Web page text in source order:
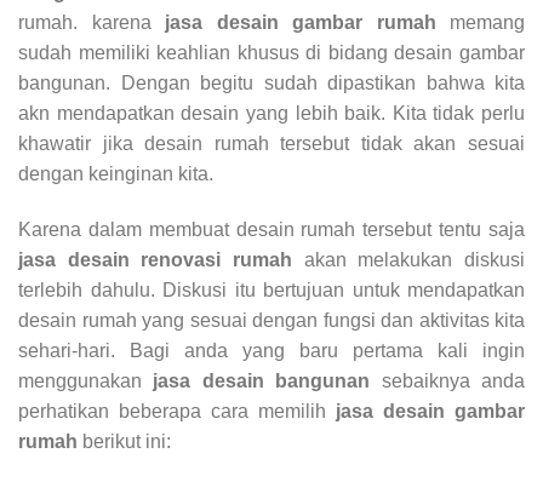
rumah. karena jasa desain gambar rumah memang
sudah memiliki keahlian khusus di bidang desain gambar
bangunan. Dengan begitu sudah dipastikan bahwa kita
akn mendapatkan desain yang lebih baik. Kita tidak perlu
khawatir jika desain rumah tersebut tidak akan sesuai
dengan keinginan kita.
Karena dalam membuat desain rumah tersebut tentu saja
jasa desain renovasi rumah akan melakukan diskusi
terlebih dahulu. Diskusi itu bertujuan untuk mendapatkan
desain rumah yang sesuai dengan fungsi dan aktivitas kita
sehari-hari. Bagi anda yang baru pertama kali ingin
menggunakan jasa desain bangunan sebaiknya anda
perhatikan beberapa cara memilih jasa desain gambar
rumah berikut ini: